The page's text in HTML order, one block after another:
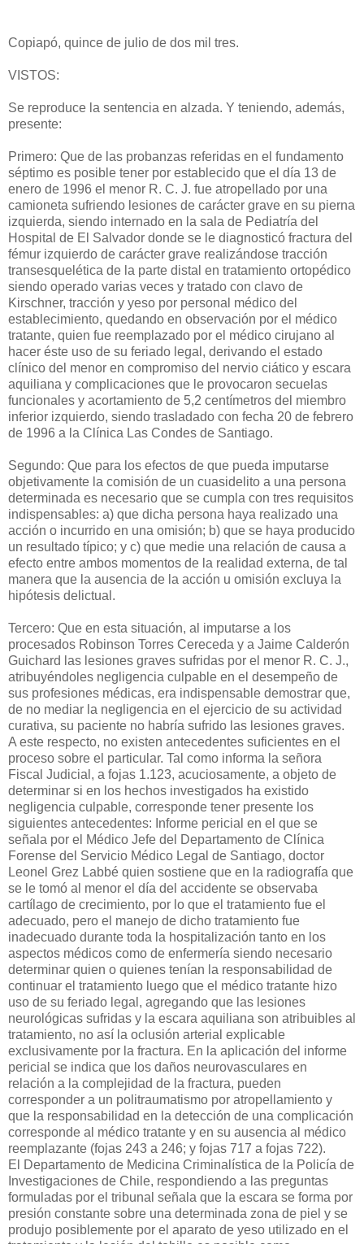
Copiapó, quince de julio de dos mil tres.
VISTOS:
Se reproduce la sentencia en alzada. Y teniendo, además,
presente:
Primero: Que de las probanzas referidas en el fundamento
séptimo es posible tener por establecido que el día 13 de
enero de 1996 el menor R. C. J. fue atropellado por una
camioneta sufriendo lesiones de carácter grave en su pierna
izquierda, siendo internado en la sala de Pediatría del
Hospital de El Salvador donde se le diagnosticó fractura del
fémur izquierdo de carácter grave realizándose tracción
transesquelética de la parte distal en tratamiento ortopédico
siendo operado varias veces y tratado con clavo de
Kirschner, tracción y yeso por personal médico del
establecimiento, quedando en observación por el médico
tratante, quien fue reemplazado por el médico cirujano al
hacer éste uso de su feriado legal, derivando el estado
clínico del menor en compromiso del nervio ciático y escara
aquiliana y complicaciones que le provocaron secuelas
funcionales y acortamiento de 5,2 centímetros del miembro
inferior izquierdo, siendo trasladado con fecha 20 de febrero
de 1996 a la Clínica Las Condes de Santiago.
Segundo: Que para los efectos de que pueda imputarse
objetivamente la comisión de un cuasidelito a una persona
determinada es necesario que se cumpla con tres requisitos
indispensables: a) que dicha persona haya realizado una
acción o incurrido en una omisión; b) que se haya producido
un resultado típico; y c) que medie una relación de causa a
efecto entre ambos momentos de la realidad externa, de tal
manera que la ausencia de la acción u omisión excluya la
hipótesis delictual.
Tercero: Que en esta situación, al imputarse a los
procesados Robinson Torres Cereceda y a Jaime Calderón
Guichard las lesiones graves sufridas por el menor R. C. J.,
atribuyéndoles negligencia culpable en el desempeño de
sus profesiones médicas, era indispensable demostrar que,
de no mediar la negligencia en el ejercicio de su actividad
curativa, su paciente no habría sufrido las lesiones graves.
A este respecto, no existen antecedentes suficientes en el
proceso sobre el particular. Tal como informa la señora
Fiscal Judicial, a fojas 1.123, acuciosamente, a objeto de
determinar si en los hechos investigados ha existido
negligencia culpable, corresponde tener presente los
siguientes antecedentes: Informe pericial en el que se
señala por el Médico Jefe del Departamento de Clínica
Forense del Servicio Médico Legal de Santiago, doctor
Leonel Grez Labbé quien sostiene que en la radiografía que
se le tomó al menor el día del accidente se observaba
cartílago de crecimiento, por lo que el tratamiento fue el
adecuado, pero el manejo de dicho tratamiento fue
inadecuado durante toda la hospitalización tanto en los
aspectos médicos como de enfermería siendo necesario
determinar quien o quienes tenían la responsabilidad de
continuar el tratamiento luego que el médico tratante hizo
uso de su feriado legal, agregando que las lesiones
neurológicas sufridas y la escara aquiliana son atribuibles al
tratamiento, no así la oclusión arterial explicable
exclusivamente por la fractura. En la aplicación del informe
pericial se indica que los daños neurovasculares en
relación a la complejidad de la fractura, pueden
corresponder a un politraumatismo por atropellamiento y
que la responsabilidad en la detección de una complicación
corresponde al médico tratante y en su ausencia al médico
reemplazante (fojas 243 a 246; y fojas 717 a fojas 722).
El Departamento de Medicina Criminalística de la Policía de
Investigaciones de Chile, respondiendo a las preguntas
formuladas por el tribunal señala que la escara se forma por
presión constante sobre una determinada zona de piel y se
produjo posiblemente por el aparato de yeso utilizado en el